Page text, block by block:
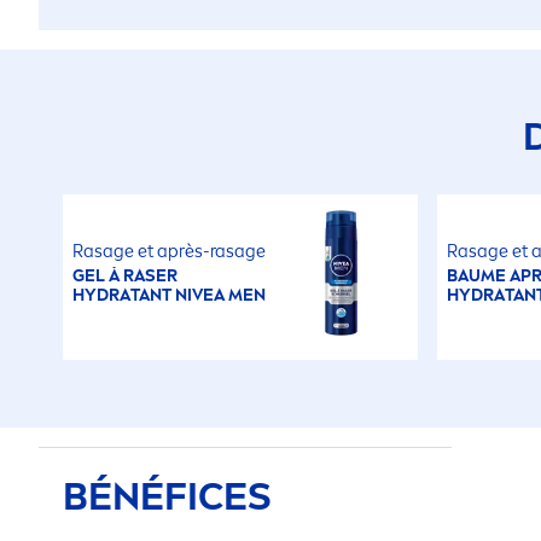
Rasage et après-rasage
GEL À RASER
HYDRATANTNIVEAMEN
Rasage et
BAUME
HYDRA
BÉNÉFICES